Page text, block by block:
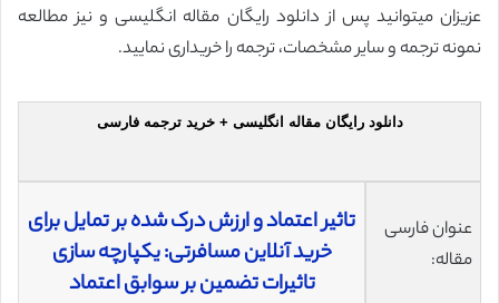
عزیزان میتوانید پس از دانلود رایگان مقاله انگلیسی و نیز مطالعه
نمونه ترجمه و سایر مشخصات، ترجمه را خریداری نمایید.
دانلود رایگان مقاله انگلیسی + خرید ترجمه فارسی
عنوان فارسی
مقاله:
تاثیر اعتماد و ارزش درک شده بر تمایل برای
خرید آنلاین مسافرتی: یکپارچه سازی
تاثیرات تضمین بر سوابق اعتماد